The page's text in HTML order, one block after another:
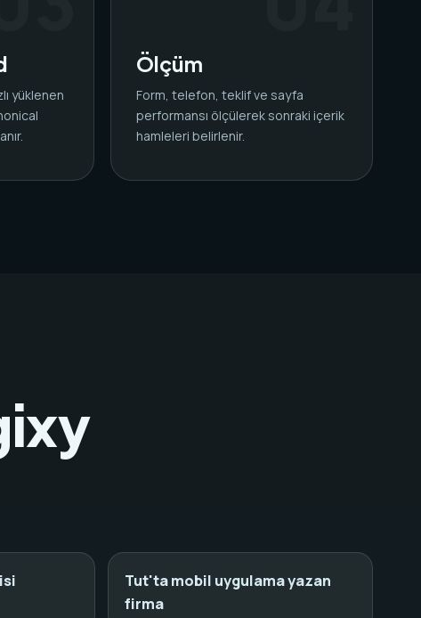
yüklenen
Ölçüm
Form, telefon, teklif ve sayfa
performansı ölçülerek sonraki içerik
hamleleri belirlenir.
Tut'ta mobil uygulama yazan
firma